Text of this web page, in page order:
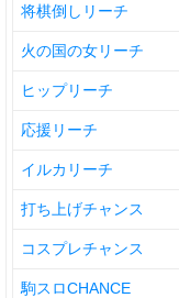
将棋倒しリーチ
火の国の女リーチ
ヒップリーチ
応援リーチ
イルカリーチ
打ち上げチャンス
コスプレチャンス
駒スロCHANCE